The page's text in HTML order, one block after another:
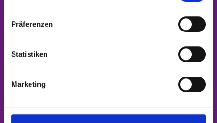
Präferenzen
Statistiken
Marketing